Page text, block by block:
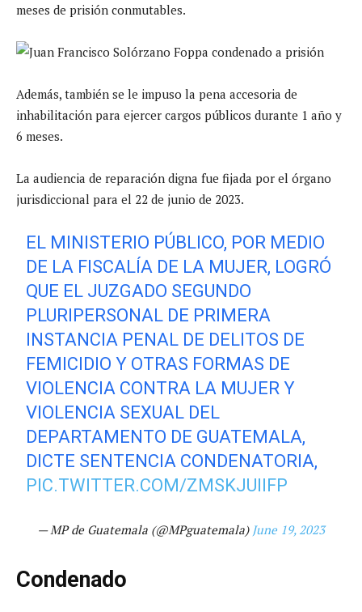
meses de prisión conmutables.
Además, también se le impuso la pena accesoria de
inhabilitación para ejercer cargos públicos durante 1 año y
6 meses.
La audiencia de reparación digna fue fijada por el órgano
jurisdiccional para el 22 de junio de 2023.
EL MINISTERIO PÚBLICO, POR MEDIO
DE LA FISCALÍA DE LA MUJER, LOGRÓ
QUE EL JUZGADO SEGUNDO
PLURIPERSONAL DE PRIMERA
INSTANCIA PENAL DE DELITOS DE
FEMICIDIO Y OTRAS FORMAS DE
VIOLENCIA CONTRA LA MUJER Y
VIOLENCIA SEXUAL DEL
DEPARTAMENTO DE GUATEMALA,
DICTE SENTENCIA CONDENATORIA,
PIC.TWITTER.COM/ZMSKJUIIFP
— MP de Guatemala (@MPguatemala) June 19, 2023
Condenado